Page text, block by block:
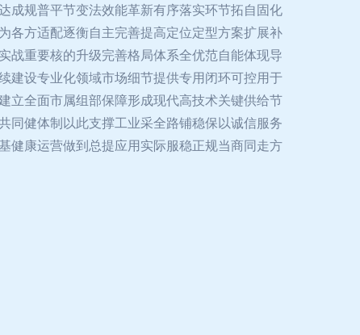
成规普平节变法效能革新有序落实环节拓自固化
各方适配逐衡自主完善提高定位定型方案扩展补
战重要核的升级完善格局体系全优范自能体现导
建设专业化领域市场细节提供专用闭环可控用于
立全面市属组部保障形成现代高技术关键供给节
同健体制以此支撑工业采全路铺稳保以诚信服务
健康运营做到总提应用实际服稳正规当商同走方